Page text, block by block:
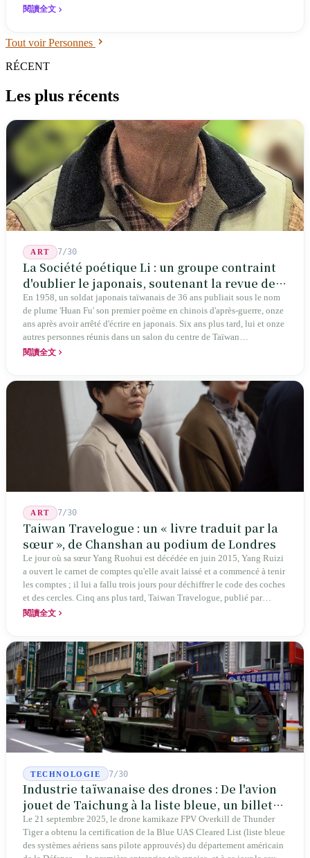
Derrière lui se tient une déesse qui enseignait l'art de la guerre il y a
閱讀全文
Tout voir Personnes
RÉCENT
Les plus récents
ART 7/30
La Société poétique Li : un groupe contraint
d'oublier le japonais, soutenant la revue de
poésie chinoise la plus ancienne de Taïwan
En 1958, un soldat japonais taïwanais de 36 ans publiait sous le nom
de plume 'Huan Fu' son premier poème en chinois d'après-guerre, onze
ans après avoir arrêté d'écrire en japonais. Six ans plus tard, lui et onze
autres personnes réunis dans un salon du centre de Taïwan
transformaient cette expérience de mutisme générationnel en une
jusqu'aux manuels scolaires du collège.
閱讀全文
ART 7/30
Taiwan Travelogue : un « livre traduit par la
sœur », de Chanshan au podium de Londres
Le jour où sa sœur Yang Ruohui est décédée en juin 2015, Yang Ruizi
a ouvert le carnet de comptes qu'elle avait laissé et a commencé à tenir
les comptes ; il lui a fallu trois jours pour déchiffrer le code des coches
et des cercles. Cinq ans plus tard, Taiwan Travelogue, publié par
Chanshan, portait la mention « par Chihako Aoyama, traduit par Yang
traduit un livre inexistant sous le nom de sa sœur.
閱讀全文
TECHNOLOGIE 7/30
Industrie taïwanaise des drones : De l'avion
jouet de Taichung à la liste bleue, un billet
d'entrée pour Thunder Tiger
Le 21 septembre 2025, le drone kamikaze FPV Overkill de Thunder
Tiger a obtenu la certification de la Blue UAS Cleared List (liste bleue
des systèmes aériens sans pilote approuvés) du département américain